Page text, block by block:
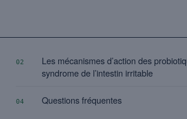
02
Les mécanismes d’action des
syndrome de l’intestin irritable
04 Questions fréquentes